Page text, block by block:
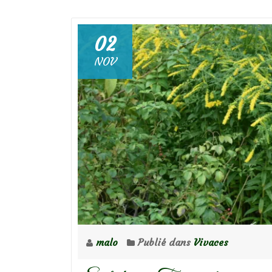
02
NOV
malo Publié dans Vivaces